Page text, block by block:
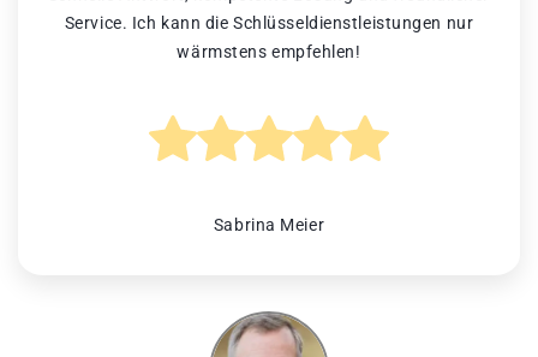
Service. Ich kann die Schlüsseldienstleistungen nur
wärmstens empfehlen!
Sabrina Meier